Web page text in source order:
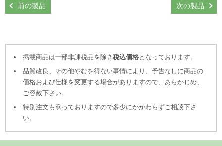
前の製品 次の製品
掲載商品は一部非課税品を除き税込価格となっております。
品質改良、その他やむを得ない事情により、予告なしに商品の
価格および仕様を変更する場合がありますので、あらかじめ、
ご容赦下さい。
特別注文も承っておりますので多少にかかわらずご相談下さ
い。